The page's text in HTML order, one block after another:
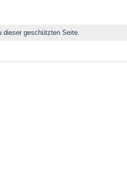
dieser geschützten Seite.